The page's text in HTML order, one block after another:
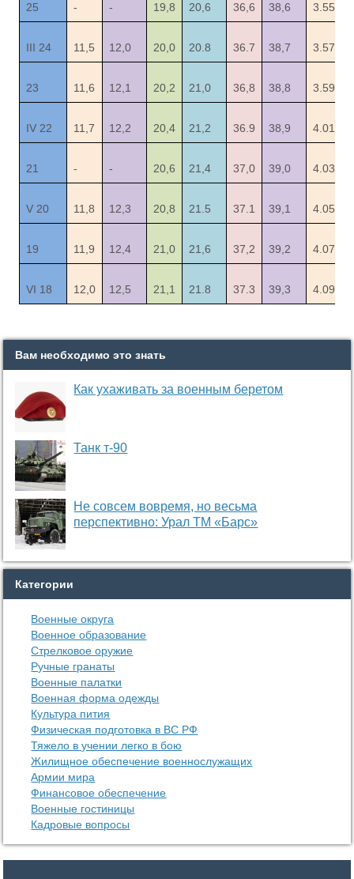
25 - - 19,8 20,6 36,6 38,6 3.55
III 24 11,5 12,0 20,0 20.8 36.7 38,7 3.57
23 11,6 12,1 20,2 21,0 36,8 38,8 3.59
IV 22 11,7 12,2 20,4 21,2 36.9 38,9 4.01
21 - - 20,6 21,4 37,0 39,0 4.03
V 20 11,8 12,3 20,8 21.5 37.1 39,1 4.05
19 11,9 12,4 21,0 21,6 37,2 39,2 4.07
VI 18 12,0 12,5 21,1 21.8 37.3 39,3 4.09
Вам необходимо это знать
Как ухаживать за военным беретом
Танк т-90
Не совсем вовремя, но весьма
перспективно: Урал ТМ «Барс»
Категории
Военные округа
Военное образование
Стрелковое оружие
Ручные гранаты
Военные палатки
Военная форма одежды
Культура пития
Физическая подготовка в ВС РФ
Тяжело в учении легко в бою
Жилищное обеспечение военнослужащих
Армии мира
Финансовое обеспечение
Военные гостиницы
Кадровые вопросы